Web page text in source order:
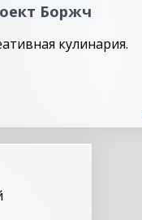
Боржч
кулинария.